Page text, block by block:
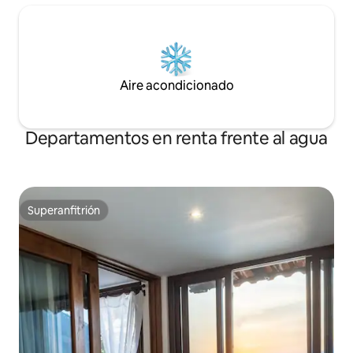
Aire acondicionado
Departamentos en renta frente al agua
Superanfitrión
Superanfitrión